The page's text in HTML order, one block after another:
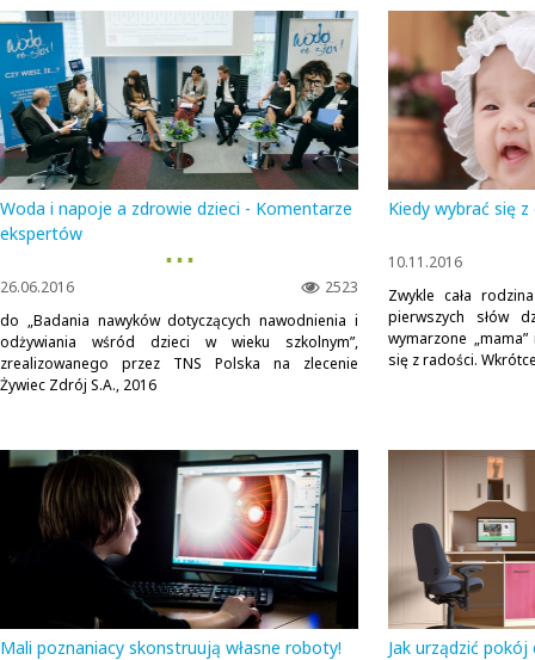
Woda i napoje a zdrowie dzieci - Komentarze
ekspertów
▪ ▪ ▪
2523
26.06.2016
do „Badania nawyków dotyczących nawodnienia i
odżywiania wśród dzieci w wieku szkolnym”,
zrealizowanego przez TNS Polska na zlecenie
Żywiec Zdrój S.A., 2016
Kiedy wybrać się
10.11.2016
Zwykle cała
pierwszych słów
wymarzone
się z radości.
Mali poznaniacy skonstruują własne roboty!
Jak urządzić pokój